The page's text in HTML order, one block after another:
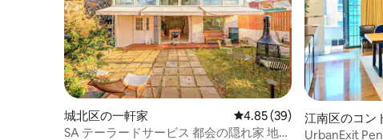
城北区の一軒家 レビュー39件、5つ星中
4.85 (39)
SA テーラードサービス 都会の隠れ家 地下
江南区のコン
UrbanExit